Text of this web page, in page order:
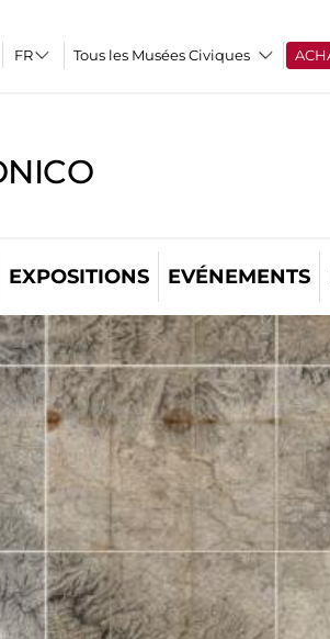
Tous les Musées Civiques
EXPOSITIONS EVÉNEMENTS